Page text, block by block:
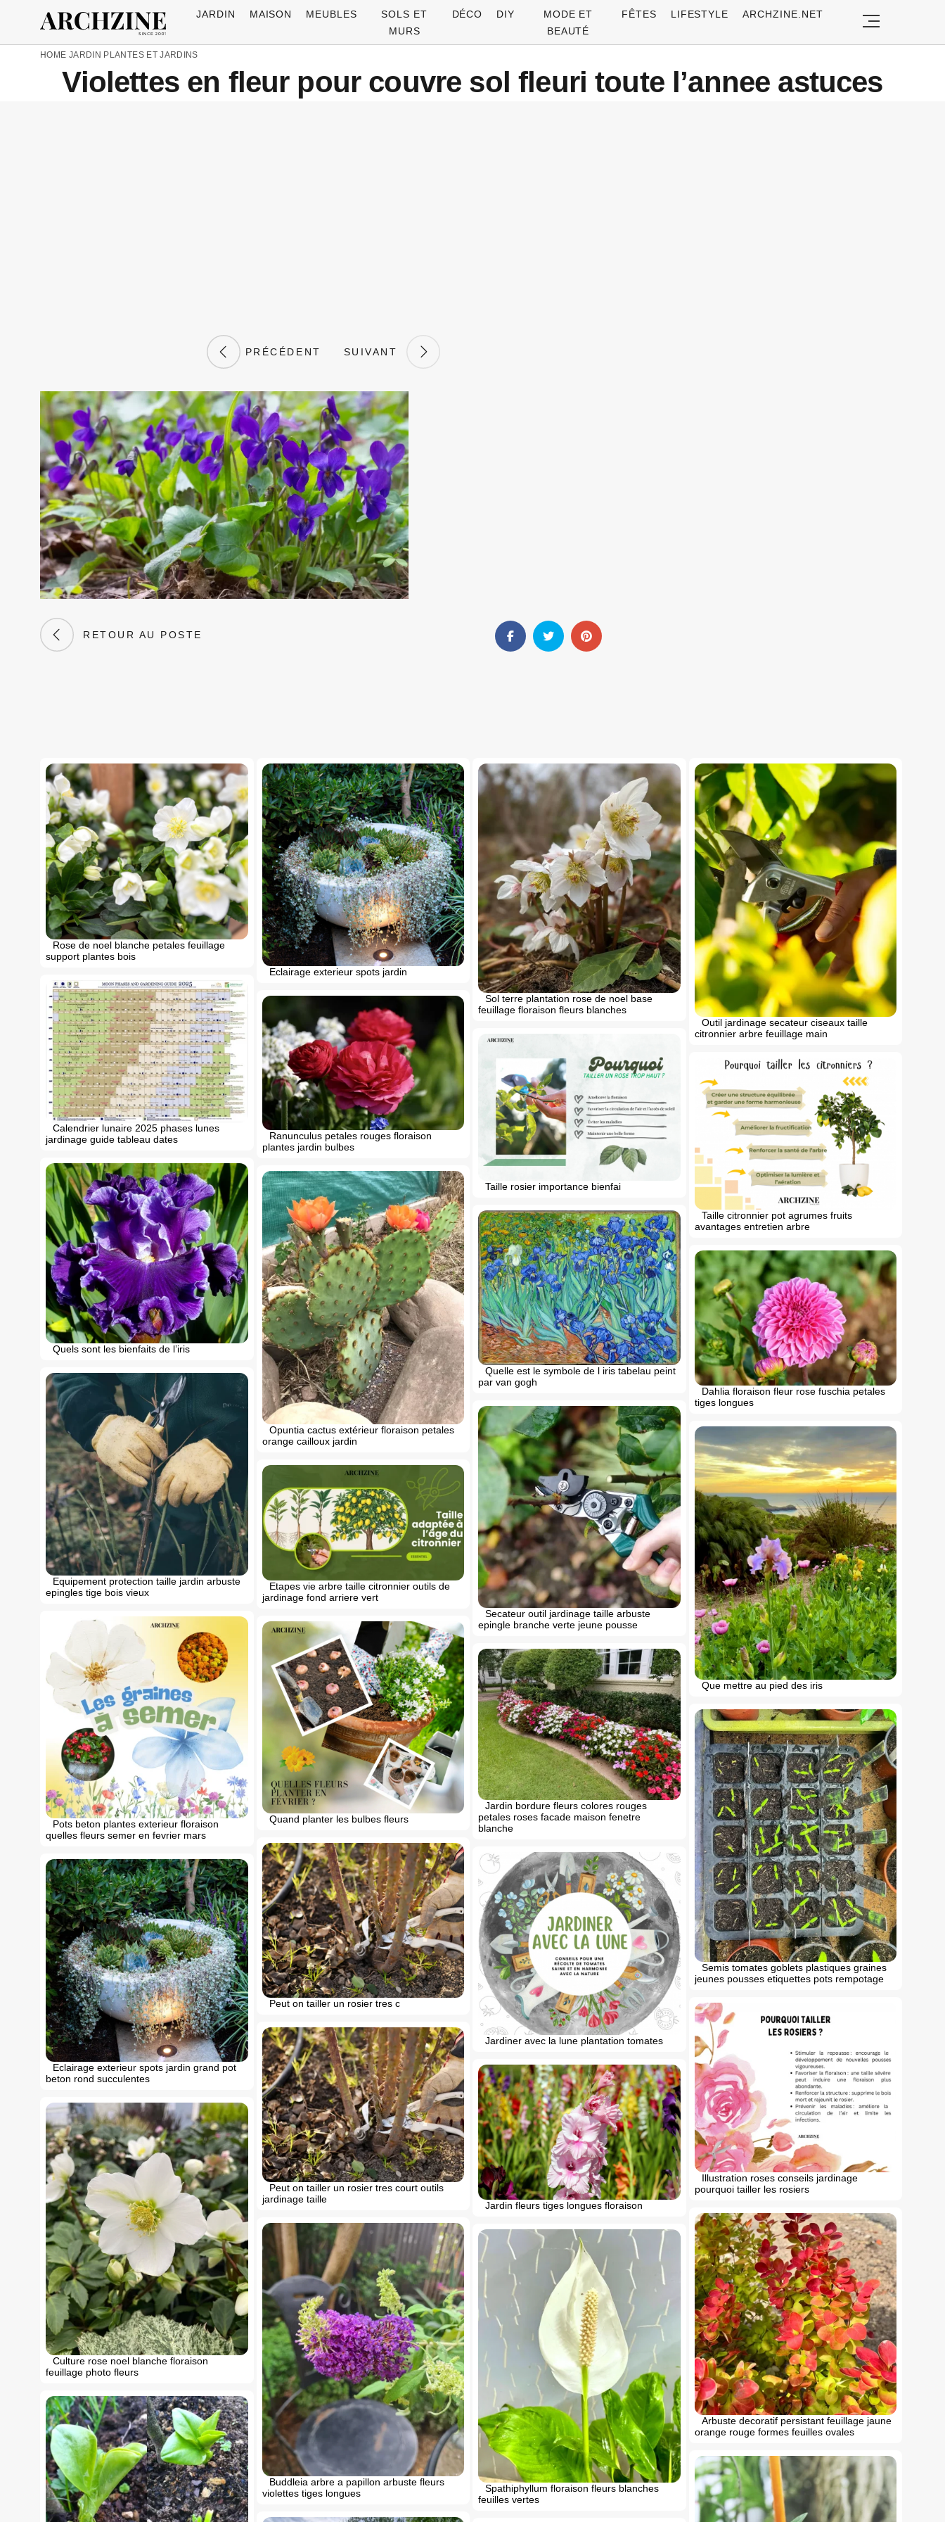
JARDIN MAISON MEUBLES
SOLS ET
MURS
DÉCO DIY
MODE ET
BEAUTÉ
FÊTES LIFESTYLE ARCHZINE.NET
HOME JARDIN PLANTES ET JARDINS
Violettes en fleur pour couvre sol fleuri toute l’annee astuces
PRÉCÉDENT SUIVANT
RETOUR AU POSTE
Rose de noel blanche petales feuillage
support plantes bois
Eclairage exterieur spots jardin
Sol terre plantation rose de noel base
feuillage floraison fleurs blanches
Outil jardinage secateur ciseaux taille
citronnier arbre feuillage main
Calendrier lunaire 2025 phases lunes
jardinage guide tableau dates
Ranunculus petales rouges floraison
plantes jardin bulbes
Taille rosier importance bienfai
Taille citronnier pot agrumes fruits
avantages entretien arbre
Quels sont les bienfaits de l’iris
Opuntia cactus extérieur floraison petales
orange cailloux jardin
Quelle est le symbole de l iris tabelau peint
par van gogh
Dahlia floraison fleur rose fuschia petales
tiges longues
Equipement protection taille jardin arbuste
epingles tige bois vieux
Secateur outil jardinage taille arbuste
epingle branche verte jeune pousse
Que mettre au pied des iris
Etapes vie arbre taille citronnier outils de
jardinage fond arriere vert
Pots beton plantes exterieur floraison
quelles fleurs semer en fеvrier mars
Quand planter les bulbes fleurs
Jardin bordure fleurs colores rouges
petales roses facade maison fenetre
blanche
Semis tomates goblets plastiques graines
jeunes pousses etiquettes pots rempotage
Peut on tailler un rosier tres c
Jardiner avec la lune plantation tomates
Eclairage exterieur spots jardin grand pot
beton rond succulentes
Illustration roses conseils jardinage
pourquoi tailler les rosiers
Peut on tailler un rosier tres court outils
jardinage taille
Jardin fleurs tiges longues floraison
Culture rose noel blanche floraison
feuillage photo fleurs
Arbuste decoratif persistant feuillage jaune
orange rouge formes feuilles ovales
Buddleia arbre a papillon arbuste fleurs
violettes tiges longues
Spathiphyllum floraison fleurs blanches
feuilles vertes